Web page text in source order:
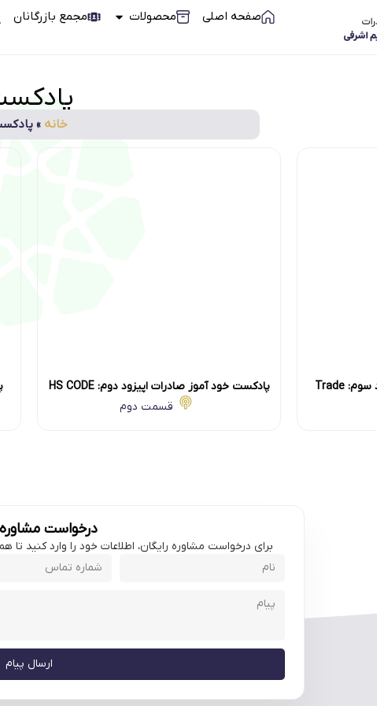
صفحه اصلی محصولات مجمع بازرگانان
خانه »
پادکست خود آموز صادرات اپیزود سوم: Trade
پادکست خود آموز صادرات اپیزود دوم: HS CODE
قسمت دوم
درخواست مشاوره
برای درخواست مشاوره رایگان، اطلاعات خود را وارد کنید تا
ارسال پیام